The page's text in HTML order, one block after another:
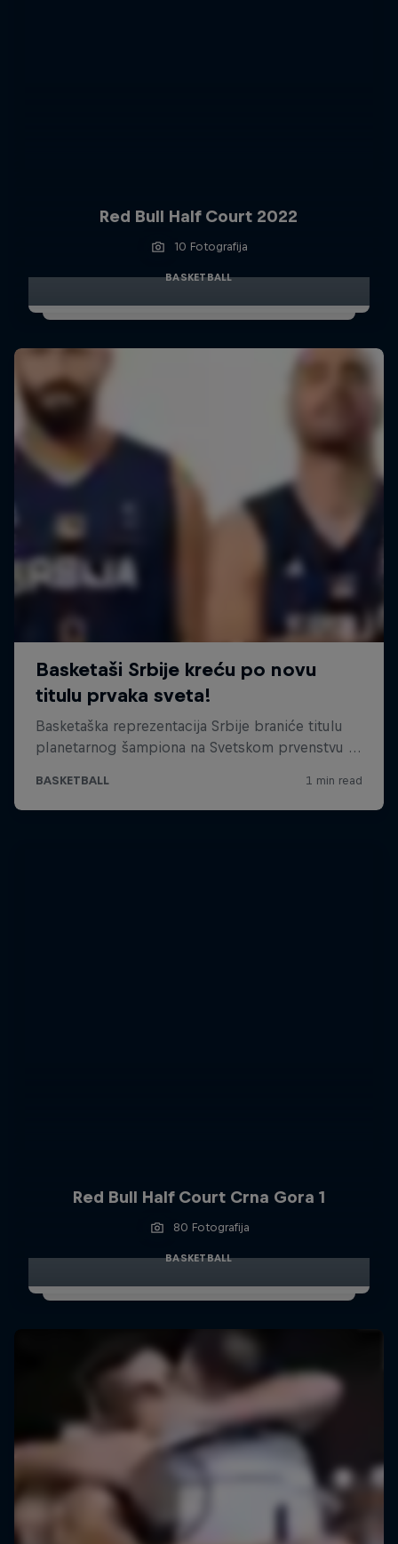
Red Bull Half Court 2022
10 Fotografija
BASKETBALL
Red Bull Half Court Crna Gora 1
80 Fotografija
BASKETBALL